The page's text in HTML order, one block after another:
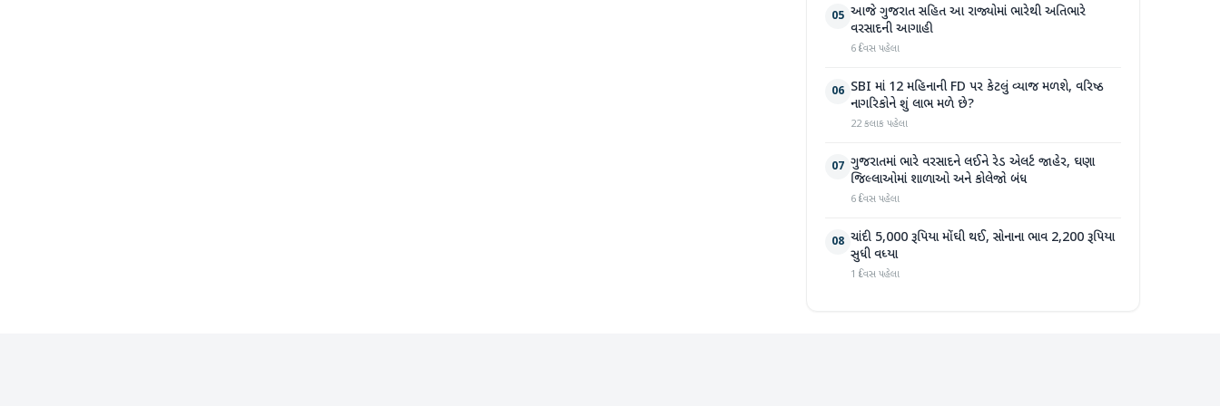
05 આજે ગુજરાત સહિત આ રાજ્યોમાં ભારેથી અતિભારે
વરસાદની આગાહી
6 દિવસ પહેલા
06 SBI માં 12 મહિનાની FD પર કેટલું વ્યાજ મળશે, વરિષ્ઠ
નાગરિકોને શું લાભ મળે છે?
22 કલાક પહેલા
07 ગુજરાતમાં ભારે વરસાદને લઈને રેડ એલર્ટ જાહેર, ઘણા
જિલ્લાઓમાં શાળાઓ અને કોલેજો બંધ
6 દિવસ પહેલા
08 ચાંદી 5,000 રૂપિયા મોંઘી થઈ, સોનાના ભાવ 2,200 રૂપિયા
સુધી વધ્યા
1 દિવસ પહેલા